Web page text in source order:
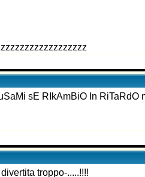
sE RIkAmBiO In RiTaRdO
troppo-.....!!!!